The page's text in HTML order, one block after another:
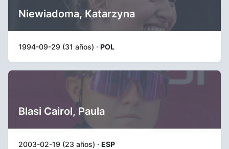
Niewiadoma, Katarzyna
1994-09-29 (31 años) · POL
Blasi Cairol, Paula
2003-02-19 (23 años) · ESP